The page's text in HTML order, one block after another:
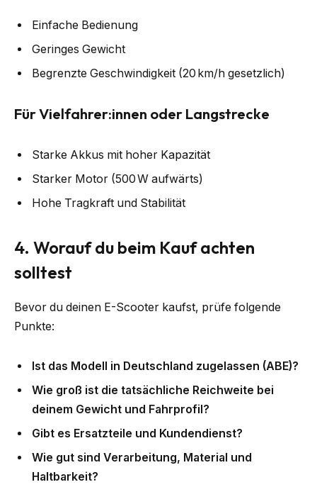
Einfache Bedienung
Geringes Gewicht
Begrenzte Geschwindigkeit (20 km/h gesetzlich)
Für Vielfahrer:innen oder Langstrecke
Starke Akkus mit hoher Kapazität
Starker Motor (500 W aufwärts)
Hohe Tragkraft und Stabilität
4. Worauf du beim Kauf achten
solltest
Bevor du deinen E-Scooter kaufst, prüfe folgende
Punkte:
Ist das Modell in Deutschland zugelassen (ABE)?
Wie groß ist die tatsächliche Reichweite bei
deinem Gewicht und Fahrprofil?
Gibt es Ersatzteile und Kundendienst?
Wie gut sind Verarbeitung, Material und
Haltbarkeit?